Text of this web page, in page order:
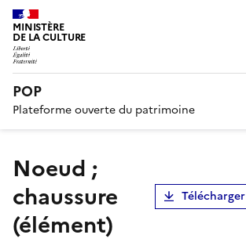
MINISTÈRE
DE LA CULTURE
POP
Plateforme ouverte du patrimoine
noeud ;
chaussure
(élément)
Télécharger